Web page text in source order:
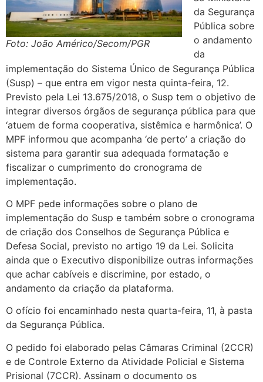
Foto: João Américo/Secom/PGR
da Segurança
Pública sobre
o andamento
da
implementação do Sistema Único de Segurança Pública
(Susp) – que entra em vigor nesta quinta-feira, 12.
Previsto pela Lei 13.675/2018, o Susp tem o objetivo de
integrar diversos órgãos de segurança pública para que
‘atuem de forma cooperativa, sistêmica e harmônica’. O
MPF informou que acompanha ‘de perto’ a criação do
sistema para garantir sua adequada formatação e
fiscalizar o cumprimento do cronograma de
implementação.
O MPF pede informações sobre o plano de
implementação do Susp e também sobre o cronograma
de criação dos Conselhos de Segurança Pública e
Defesa Social, previsto no artigo 19 da Lei. Solicita
ainda que o Executivo disponibilize outras informações
que achar cabíveis e discrimine, por estado, o
andamento da criação da plataforma.
O ofício foi encaminhado nesta quarta-feira, 11, à pasta
da Segurança Pública.
O pedido foi elaborado pelas Câmaras Criminal (2CCR)
e de Controle Externo da Atividade Policial e Sistema
Prisional (7CCR). Assinam o documento os